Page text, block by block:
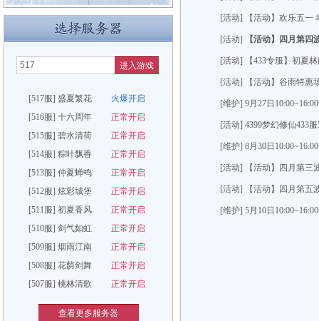
进入游戏
[517服] 盛夏繁花
火爆开启
[516服] 十六周年
正常开启
[515服] 碧水清荷
正常开启
[514服] 粽叶飘香
正常开启
[513服] 仲夏蝉鸣
正常开启
[512服] 炫彩城堡
正常开启
[511服] 初夏香风
正常开启
[510服] 剑气如虹
正常开启
[509服] 烟雨江南
正常开启
[508服] 花荫剑舞
正常开启
[507服] 桃林清歌
正常开启
查看更多服务器
[活动] 【活动】欢乐五一
[活动] 【活动】四月第四
[活动] 【433专服】初夏
[活动] 【活动】谷雨特惠
[维护] 9月27日
[活动] 4399梦幻修仙433
[维护] 8月30日
[活动] 【活动】四月第三
[活动] 【活动】四月第五
[维护] 5月10日